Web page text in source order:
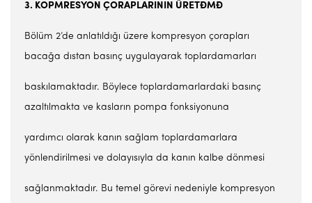
3. KOPMRESYON ÇORAPLARININ ÜRETĐMĐ
Bölüm 2’de anlatıldığı üzere kompresyon çorapları
bacağa dıstan basınç uygulayarak toplardamarları
baskılamaktadır. Böylece toplardamarlardaki basınç
azaltılmakta ve kasların pompa fonksiyonuna
yardımcı olarak kanın sağlam toplardamarlara
yönlendirilmesi ve dolayısıyla da kanın kalbe dönmesi
sağlanmaktadır. Bu temel görevi nedeniyle kompresyon